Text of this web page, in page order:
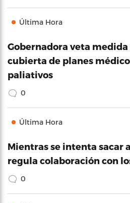
Última Hora
Gobernadora veta
cubierta de planes
paliativos
0
Última Hora
Mientras se intenta sacar
regula colaboración con
0